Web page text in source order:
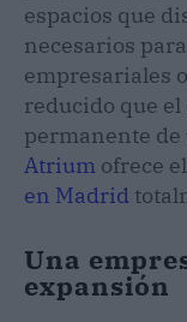
espacios que
necesarios
empresariales
reducido que
permanente de
Atrium ofrece el
en Madrid
Una
expansión